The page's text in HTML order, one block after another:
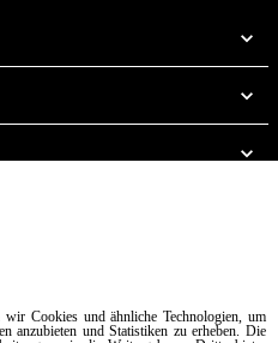
Cookies und ähnliche Technologien, um
anzubieten und Statistiken zu erheben. Die